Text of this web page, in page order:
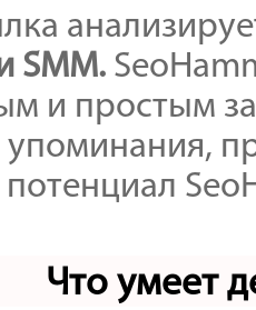
SMM.
и простым
упоминания,
Что умеет